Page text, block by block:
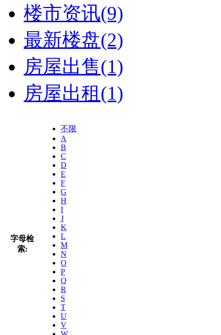
楼市资讯(9)
最新楼盘(2)
房屋出售(1)
房屋出租(1)
字母检
索:
不限
A
B
C
D
E
F
G
H
I
J
K
L
M
N
O
P
Q
R
S
T
U
V